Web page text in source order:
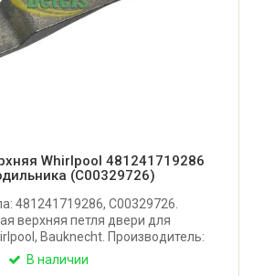
Whirlpool 481241719286
(C00329726)
481241719286, C00329726.
верхняя петля двери для
Bauknecht. Производитель:
Италия.
В наличии